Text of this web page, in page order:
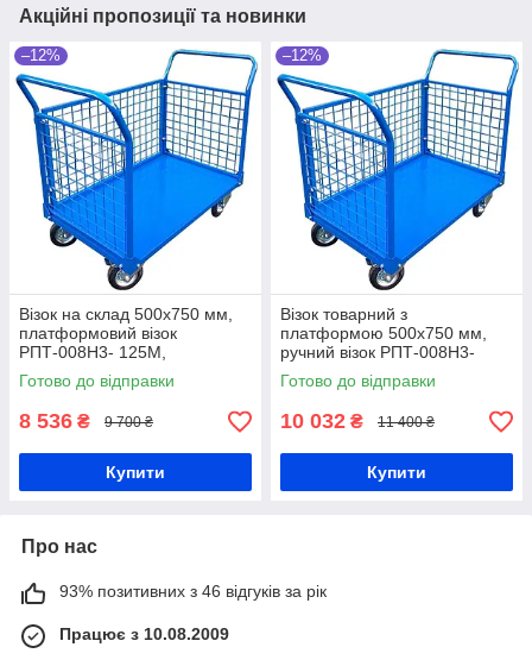
Акційні пропозиції та новинки
–12%
Візок на склад 500x750 мм,
платформовий візок
РПТ-008Н3- 125М,
платформний візок з бортами
з сітки, візок з трьома
бортами
Готово до відправки
8 536 ₴ 9 700 ₴
Купити
–12%
Візок товарний з
платформою 500x750 мм,
ручний візок РПТ-008Н3-
160М, візок з бортами з сітки,
платформовий візок
сітчастий
Готово до відправки
10 032 ₴ 11 400 ₴
Купити
Про нас
93% позитивних з 46 відгуків за рік
Працює з 10.08.2009